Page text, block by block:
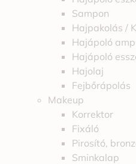
Sampon
Hajpakolás /
Hajápoló
Hajápoló
Hajolaj
Fejbőrápolás
Makeup
Korrektor
Fixáló
Pirosító,
Sminkalap